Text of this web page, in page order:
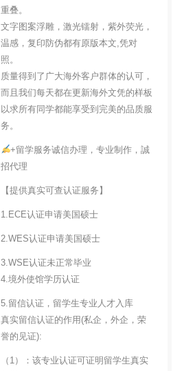
重叠。
文字图案浮雕，激光镭射，紫外荧光，
温感，复印防伪都有原版本文,凭对
照。
质量得到了广大海外客户群体的认可，
而且我们每天都在更新海外文凭的样板
以求所有同学都能享受到完美的品质服
务。
+留学服务诚信办理，专业制作，誠
招代理
【提供真实可查认证服务】
1.ECE认证申请美国硕士
2.WES认证申请美国硕士
3.WSE认证未正常毕业
4.境外使馆学历认证
5.留信认证，留学生专业人才入库
真实留信认证的作用(私企，外企，荣
誉的见证):
（1）：该专业认证可证明留学生真实